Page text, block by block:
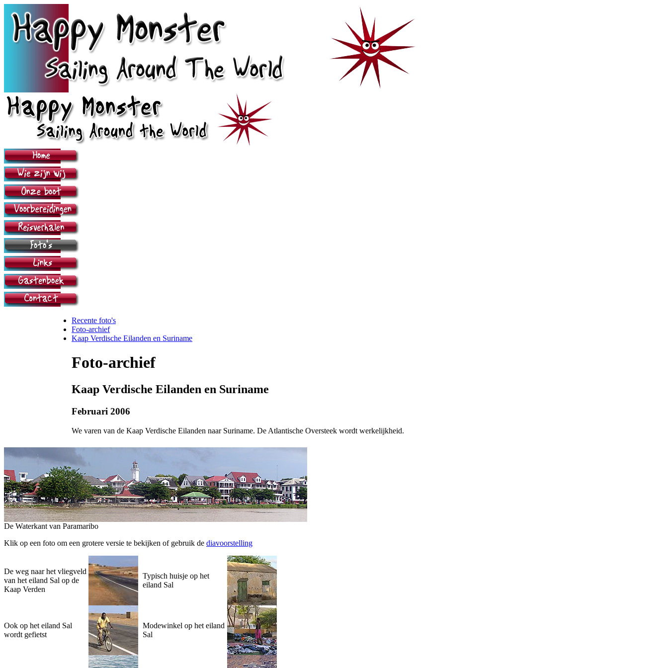
Recente foto's
Foto-archief
Kaap Verdische Eilanden en Suriname
Foto-archief
Kaap Verdische Eilanden en Suriname
Februari 2006
We varen van de Kaap Verdische Eilanden naar Suriname. De Atlantische Oversteek wordt werkelijkheid.
De Waterkant van Paramaribo
Klik op een foto om een grotere versie te bekijken of gebruik de diavoorstelling
De weg naar het vliegveld
van het eiland Sal op de
Kaap Verden
Typisch huisje op het
eiland Sal
Ook op het eiland Sal
wordt gefietst
Modewinkel op het eiland
Sal